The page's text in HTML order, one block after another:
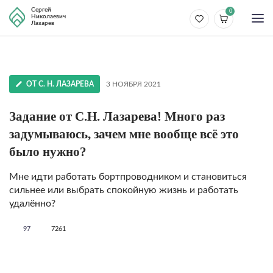
Сергей
Николаевич
Лазарев
0
ОТ С. Н. ЛАЗАРЕВА 3 НОЯБРЯ 2021
Задание от С.Н. Лазарева! Много раз
задумываюсь, зачем мне вообще всё это
было нужно?
Мне идти работать бортпроводником и становиться
сильнее или выбрать спокойную жизнь и работать
удалённо?
97 7261